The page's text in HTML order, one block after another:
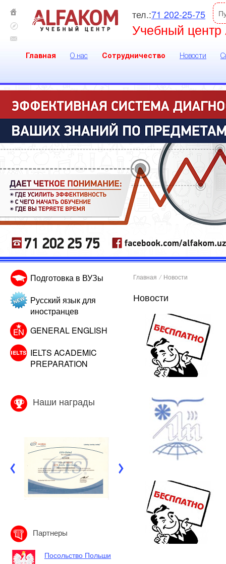
тел.:71 202-25-75
Учебный центр
Главная О нас Сотрудничество Новости
Подготовка в ВУЗы
Русский язык для
иностранцев
GENERAL ENGLISH
IELTS ACADEMIC
PREPARATION
Наши награды
Партнеры
Посольство Польши
Главная / Новости
Новости